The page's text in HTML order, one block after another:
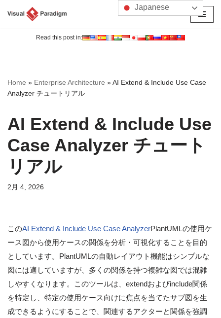
へ
ス
ッ
プ
Read this post in:
Home » Enterprise Architecture »AI Extend & Include Use Case
Analyzer チュートリアル
AI Extend & Include Use
Case Analyzer チュート
リアル
2月 4, 2026
このAI Extend & Include Use Case AnalyzerPlantUMLの使用ケ
ース図から使用ケースの関係を分析・可視化することを目的
としています。PlantUMLの自動レイアウト機能はシンプルな
図には適していますが、多くの関係を持つ複雑な図では混雑
しやすくなります。このツールは、extendおよびinclude関係
を特定し、特定の使用ケース向けに焦点を当てたサブ図を生
成できるようにすることで、関連するアクターと関係を強調
Japanese